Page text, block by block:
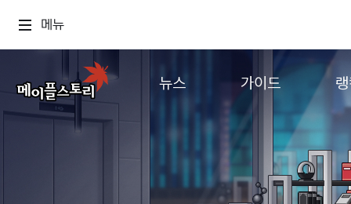
메뉴
뉴스
업데이트
이벤트
가이드
게임정보
직업소개
확률형 아이템
NEXON NOW
컨텐